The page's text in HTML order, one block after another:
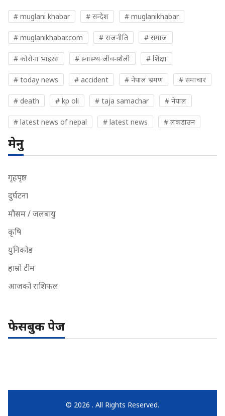
# muglani khabar # सन्देश # muglanikhabar
# muglanikhabar.com # राजनीति # समाज
# कोरोना भाइरस # स्वास्थ्य-जीवनशैली # शिक्षा
# today news # accident # नेपाल भ्रमण # समाचार
# death # kp oli # taja samachar # नेपाल
# latest news of nepal # latest news # लकडाउन
मेनु
गृहपृष्ठ
दुर्घटना
मौसम / जलबायु
कृषि
युनिकोड
हाम्रो टीम
आजको राशिफल
फेसबुक पेज
© 2026 . All Rights Reserved.